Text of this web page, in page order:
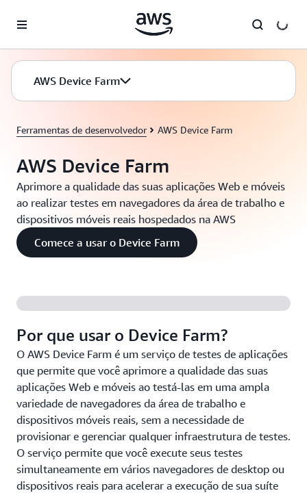
Pular para o conteúdo principal
AWS Device Farm
Ferramentas de desenvolvedor AWS Device Farm
AWS Device Farm
Aprimore a qualidade das suas aplicações Web e móveis
ao realizar testes em navegadores da área de trabalho e
dispositivos móveis reais hospedados na AWS
Comece a usar o Device Farm
Por que usar o Device Farm?
O AWS Device Farm é um serviço de testes de aplicações
que permite que você aprimore a qualidade das suas
aplicações Web e móveis ao testá-las em uma ampla
variedade de navegadores da área de trabalho e
dispositivos móveis reais, sem a necessidade de
provisionar e gerenciar qualquer infraestrutura de testes.
O serviço permite que você execute seus testes
simultaneamente em vários navegadores de desktop ou
dispositivos reais para acelerar a execução de sua suíte